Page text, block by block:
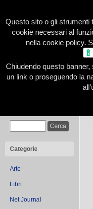
Home Presentazione
Categorie
Arte
Libri
Net Journal
Questo sito o gli strumenti
cookie necessari al
nella cookie policy.
Chiudendo questo
un link o proseguendo la